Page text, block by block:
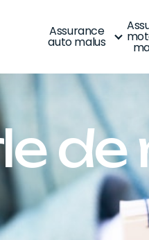
Assurance
auto malus
de